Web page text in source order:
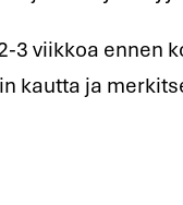
3 viikkoa ennen
kautta ja